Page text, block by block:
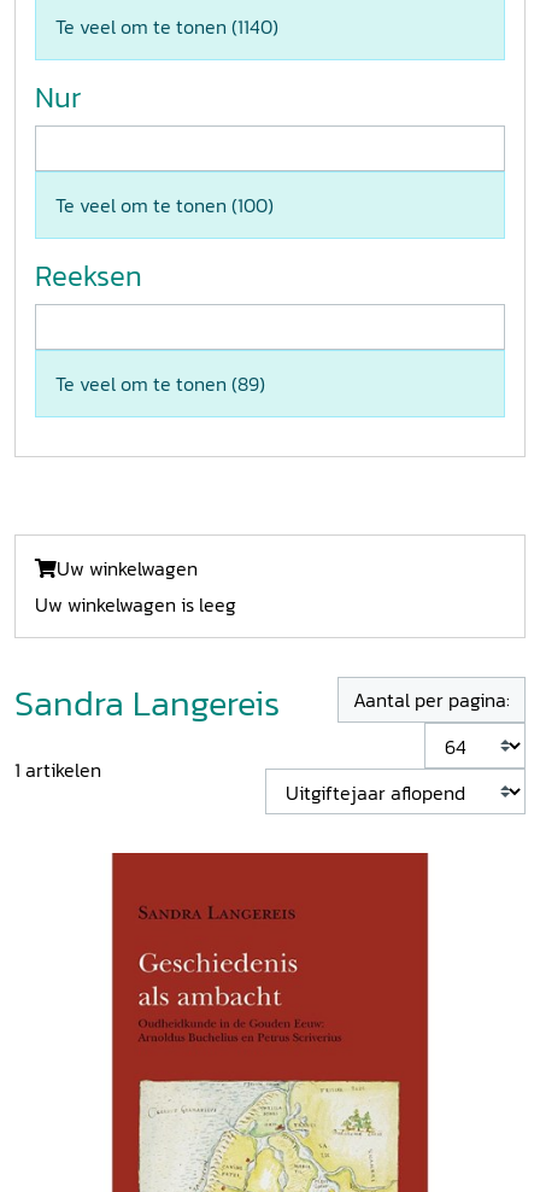
Te veel om te tonen (1140)
Nur
Te veel om te tonen (100)
Reeksen
Te veel om te tonen (89)
Uw winkelwagen
Uw winkelwagen is leeg
Sandra Langereis
1 artikelen
Aantal per pagina: